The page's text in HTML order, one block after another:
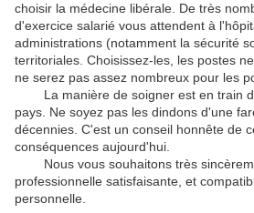
choisir la médecine libérale. De très
d'exercice salarié vous attendent à
administrations (notamment la sécurité
territoriales. Choisissez-les, les postes
ne serez pas assez nombreux pour les
La manière de soigner est en train
pays. Ne soyez pas les dindons d'une
décennies. C'est un conseil honnête de
conséquences aujourd'hui.
Nous vous souhaitons très
professionnelle satisfaisante, et
personnelle.